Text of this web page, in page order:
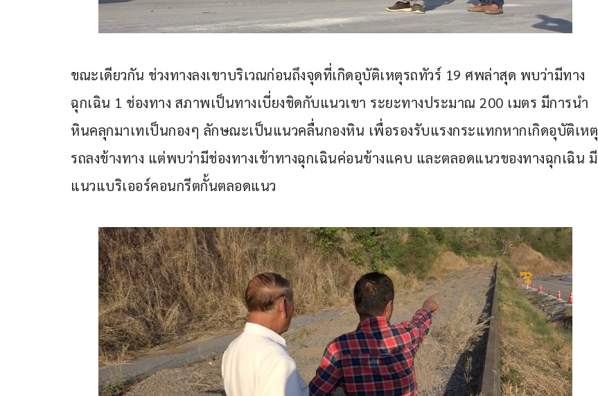
ขณะเดียวกัน ช่วงทางลงเขาบริเวณก่อนถึงจุดที่เกิดอุบัติเหตุรถทัวร์ 19 ศพล่าสุด พบว่ามีทาง
ฉุกเฉิน 1 ช่องทาง สภาพเป็นทางเบี่ยงชิดกับแนวเขา ระยะทางประมาณ 200 เมตร มีการนำ
หินคลุกมาเทเป็นกองๆ ลักษณะเป็นแนวคลื่นกองหิน เพื่อรองรับแรงกระแทกหากเกิดอุบัติเหตุ
รถลงข้างทาง แต่พบว่ามีช่องทางเข้าทางฉุกเฉินค่อนข้างแคบ และตลอดแนวของทางฉุกเฉิน มี
แนวแบริเออร์คอนกรีตกั้นตลอดแนว